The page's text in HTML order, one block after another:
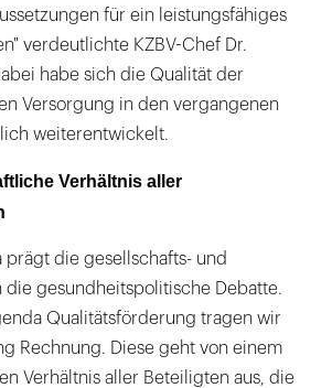
für ein leistungsfähiges
verdeutlichte KZBV-Chef Dr.
habe sich die Qualität der
Versorgung in den vergangenen
weiterentwickelt.
Verhältnis aller
prägt die gesellschafts- und
die gesundheitspolitische Debatte.
Qualitätsförderung tragen wir
Rechnung. Diese geht von einem
Verhältnis aller Beteiligten aus, die